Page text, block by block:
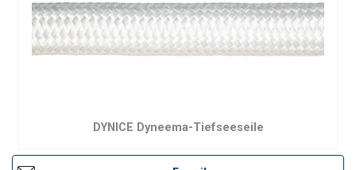
DYNICE Dyneema-Tiefseeseile